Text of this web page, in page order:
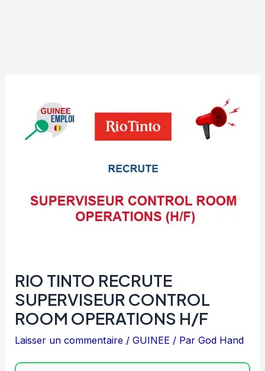
RIO TINTO RECRUTE
SUPERVISEUR CONTROL
ROOM OPERATIONS H/F
Laisser un commentaire /GUINEE / ParGod Hand